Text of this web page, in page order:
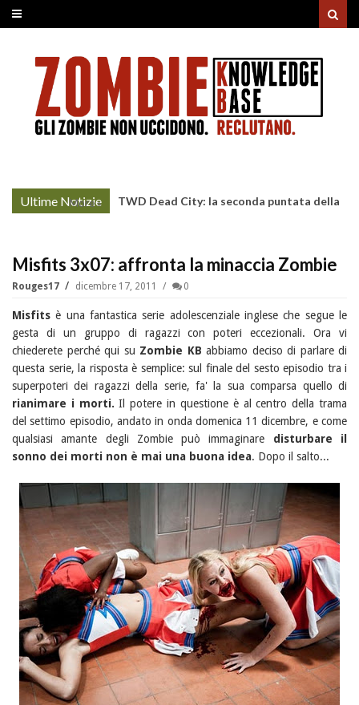
Ultime Notizie
More »
TWD Dead City: la seconda puntata della
Misfits 3x07: affronta la minaccia Zombie
Rouges17 dicembre 17, 2011 0
Misfits è una fantastica serie adolescenziale inglese che segue le
gesta di un gruppo di ragazzi con poteri eccezionali. Ora vi
chiederete perché qui su Zombie KB abbiamo deciso di parlare di
questa serie, la risposta è semplice: sul finale del sesto episodio tra i
superpoteri dei ragazzi della serie, fa' la sua comparsa quello di
rianimare i morti. Il potere in questione è al centro della trama
del settimo episodio, andato in onda domenica 11 dicembre, e come
qualsiasi amante degli Zombie può immaginare disturbare il
sonno dei morti non è mai una buona idea. Dopo il salto...